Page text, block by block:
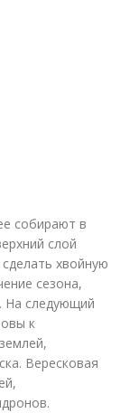
собирают в
слой
хвойную
сезона,
На следующий
к
Вересковая